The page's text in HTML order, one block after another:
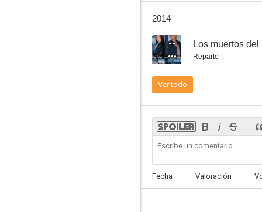
7.6
7.0
2014
--
Reparto
Ver todo
Fecha Valoración